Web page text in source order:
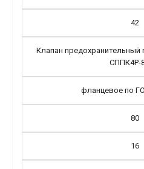
42
Клапан
СППК4Р-
фланцевое по
80
16